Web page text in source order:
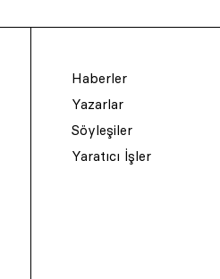
Haberler
Yazarlar
Söyleşiler
Yaratıcı İşler